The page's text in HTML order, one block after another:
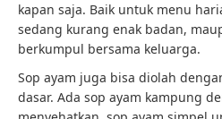
kapan saja. Baik untuk menu
sedang kurang enak badan,
berkumpul bersama keluarga.
Sop ayam juga bisa diolah
dasar. Ada sop ayam kampung